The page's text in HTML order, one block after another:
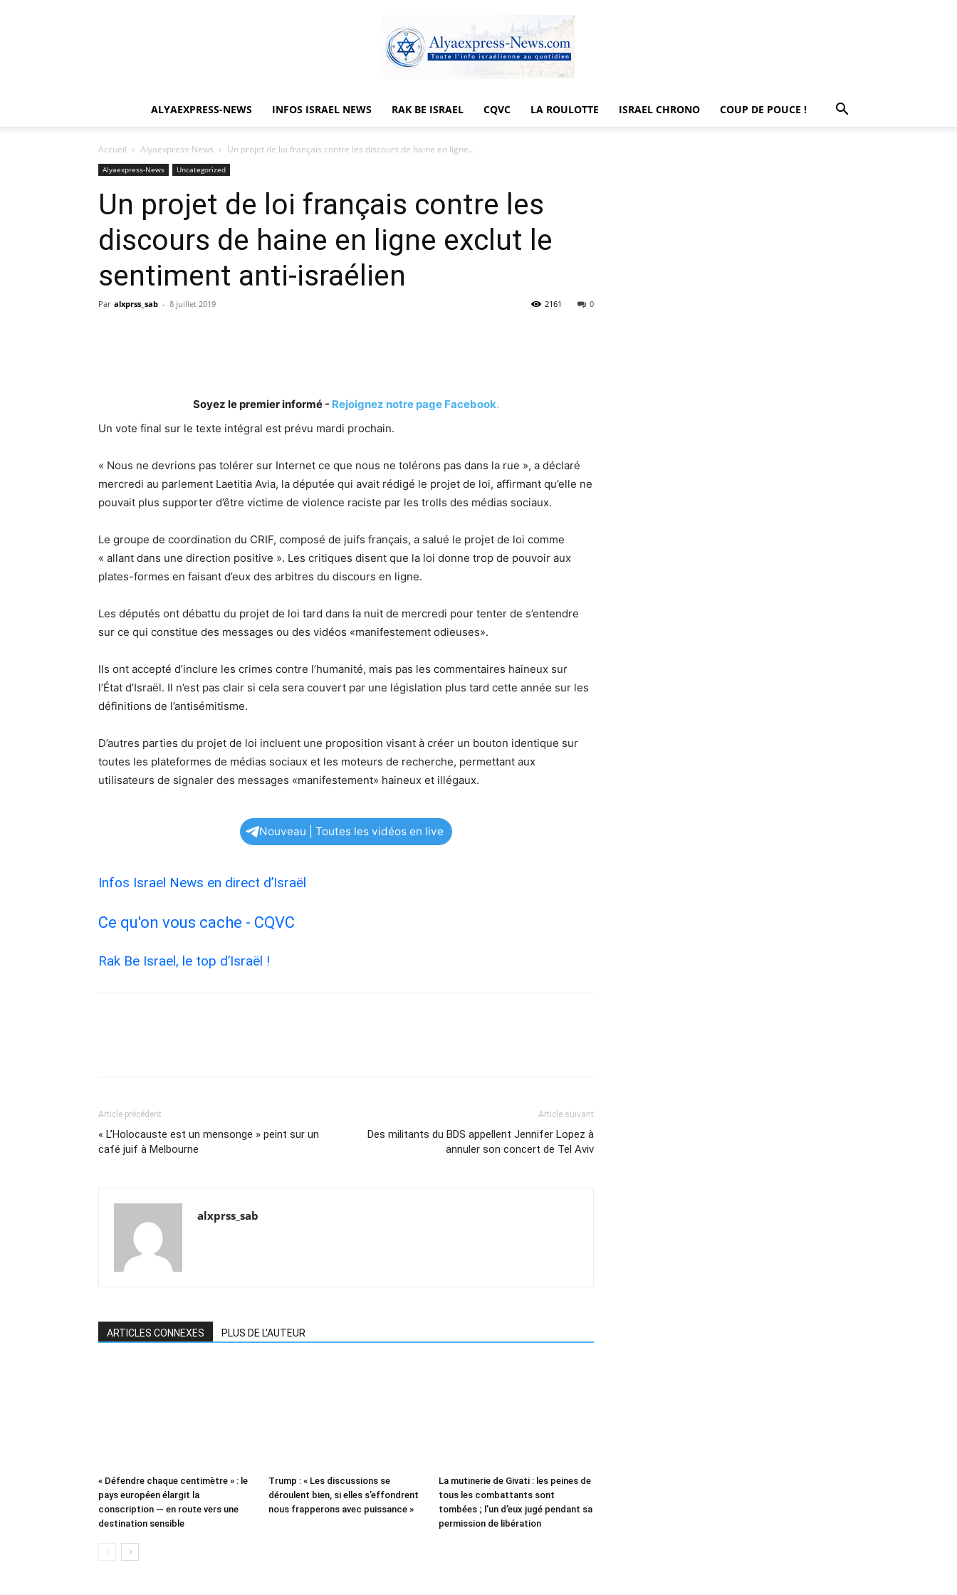
News
ALYAEXPRESS-NEWS INFOS ISRAEL NEWS RAK BE ISRAEL CQVC LA ROULOTTE ISRAEL CHRONO COUP DE POUCE !
Accueil Alyaexpress-News Un projet de loi français contre les discours de haine en ligne...
Alyaexpress-News Uncategorized
Un projet de loi français contre les
discours de haine en ligne exclut le
sentiment anti-israélien
Par alxprss_sab - 8 juillet 2019 0
2161
Soyez le premier informé - Rejoignez notre page Facebook.
Un vote final sur le texte intégral est prévu mardi prochain.
« Nous ne devrions pas tolérer sur Internet ce que nous ne tolérons pas dans la rue », a déclaré
mercredi au parlement Laetitia Avia, la députée qui avait rédigé le projet de loi, affirmant qu’elle ne
pouvait plus supporter d’être victime de violence raciste par les trolls des médias sociaux.
Le groupe de coordination du CRIF, composé de juifs français, a salué le projet de loi comme
« allant dans une direction positive ». Les critiques disent que la loi donne trop de pouvoir aux
plates-formes en faisant d’eux des arbitres du discours en ligne.
Les députés ont débattu du projet de loi tard dans la nuit de mercredi pour tenter de s’entendre
sur ce qui constitue des messages ou des vidéos «manifestement odieuses».
Ils ont accepté d’inclure les crimes contre l’humanité, mais pas les commentaires haineux sur
l’État d’Israël. Il n’est pas clair si cela sera couvert par une législation plus tard cette année sur les
définitions de l’antisémitisme.
D’autres parties du projet de loi incluent une proposition visant à créer un bouton identique sur
toutes les plateformes de médias sociaux et les moteurs de recherche, permettant aux
utilisateurs de signaler des messages «manifestement» haineux et illégaux.
Nouveau | Toutes les vidéos en live
Infos Israel News en direct d’Israël
Ce qu'on vous cache - CQVC
Rak Be Israel, le top d’Israël !
Article précédent
« L’Holocauste est un mensonge » peint sur un
café juif à Melbourne
Article suivant
Des militants du BDS appellent Jennifer Lopez à
annuler son concert de Tel Aviv
alxprss_sab
ARTICLES CONNEXES PLUS DE L'AUTEUR
« Défendre chaque centimètre » : le
pays européen élargit la
conscription — en route vers une
destination sensible
Trump : « Les discussions se
déroulent bien, si elles s’effondrent
nous frapperons avec puissance »
La mutinerie de Givati : les peines de
tous les combattants sont
tombées ; l’un d’eux jugé pendant sa
permission de libération